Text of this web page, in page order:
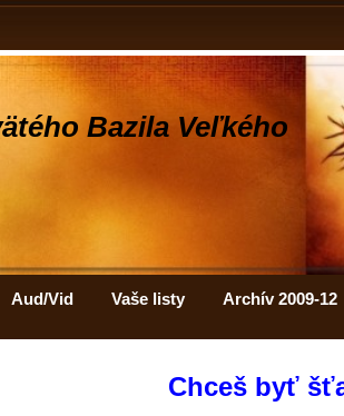
Bazila Veľkého
Aud/Vid Vaše listy Archív 2009-12
Chceš byť